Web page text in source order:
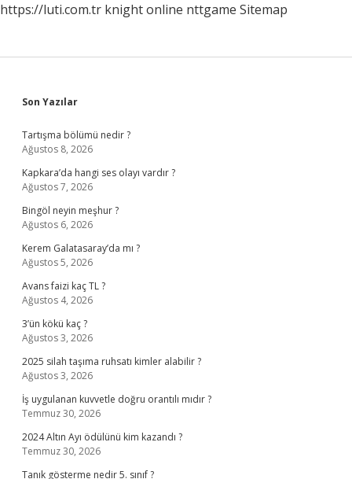
https://luti.com.tr knight online nttgame Sitemap
Sidebar
Son Yazılar
Tartışma bölümü nedir ?
Ağustos 8, 2026
Kapkara’da hangi ses olayı vardır ?
Ağustos 7, 2026
Bingöl neyin meşhur ?
Ağustos 6, 2026
Kerem Galatasaray’da mı ?
Ağustos 5, 2026
Avans faizi kaç TL ?
Ağustos 4, 2026
3’ün kökü kaç ?
Ağustos 3, 2026
2025 silah taşıma ruhsatı kimler alabilir ?
Ağustos 3, 2026
İş uygulanan kuvvetle doğru orantılı mıdır ?
Temmuz 30, 2026
2024 Altın Ayı ödülünü kim kazandı ?
Temmuz 30, 2026
Tanık gösterme nedir 5. sınıf ?